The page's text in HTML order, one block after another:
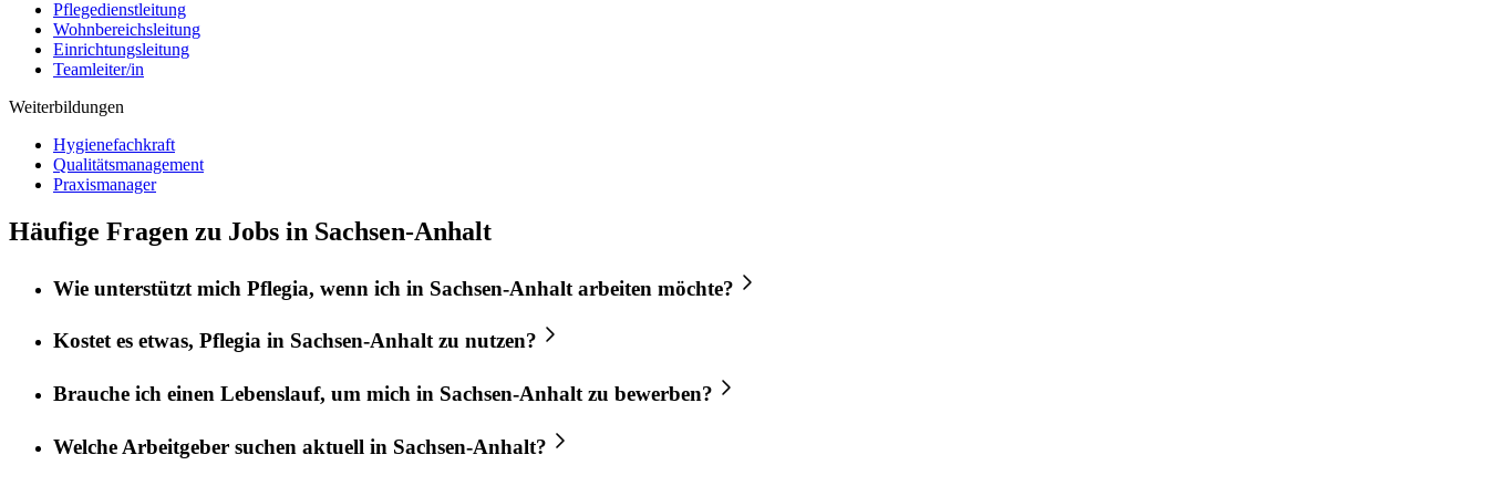
Pflegedienstleitung
Wohnbereichsleitung
Einrichtungsleitung
Teamleiter/in
Weiterbildungen
Hygienefachkraft
Qualitätsmanagement
Praxismanager
Häufige Fragen zu Jobs in Sachsen-Anhalt
Wie unterstützt mich Pflegia, wenn ich in Sachsen-Anhalt arbeiten möchte?
Kostet es etwas, Pflegia in Sachsen-Anhaltzu nutzen?
Brauche ich einen Lebenslauf, um mich in Sachsen-Anhalt zu bewerben?
Welche Arbeitgeber suchen aktuell in Sachsen-Anhalt?